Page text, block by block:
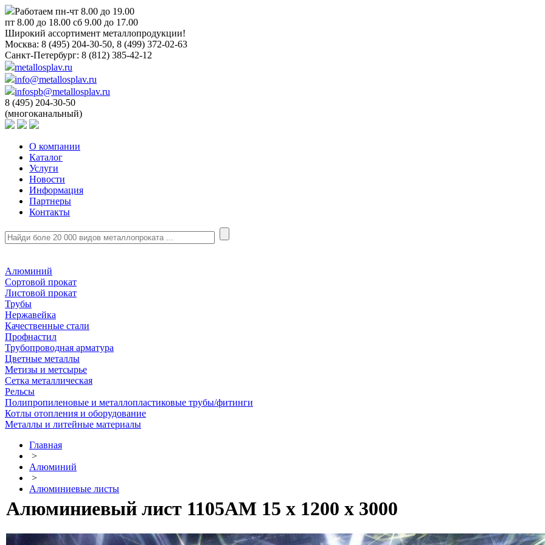
Работаем пн-чт 8.00 до 19.00
пт 8.00 до 18.00 сб 9.00 до 17.00
Широкий ассортимент металлопродукции!
Москва: 8 (495) 204-30-50, 8 (499) 372-02-63
Санкт-Петербург: 8 (812) 385-42-12
metallosplav.ru
info@metallosplav.ru
infospb@metallosplav.ru
8 (495) 204-30-50
(многоканальный)
О компании
Каталог
Услуги
Новости
Информация
Партнеры
Контакты
Алюминий
Сортовой прокат
Листовой прокат
Трубы
Нержавейка
Качественные стали
Профнастил
Трубопроводная арматура
Цветные металлы
Метизы и метсырье
Сетка металлическая
Рельсы
Полипропиленовые и металлопластиковые трубы/фитинги
Котлы отопления и оборудование
Металлы и литейные материалы
Главная
>
Алюминий
>
Алюминиевые листы
Алюминиевый лист 1105АМ 15 х 1200 х 3000